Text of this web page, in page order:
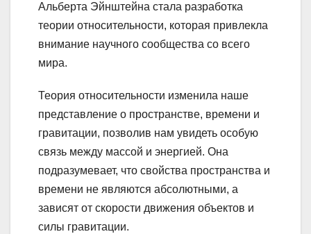
Альберта Эйнштейна стала разработка
теории относительности, которая привлекла
внимание научного сообщества со всего
мира.
Теория относительности изменила наше
представление о пространстве, времени и
гравитации, позволив нам увидеть особую
связь между массой и энергией. Она
подразумевает, что свойства пространства и
времени не являются абсолютными, а
зависят от скорости движения объектов и
силы гравитации.